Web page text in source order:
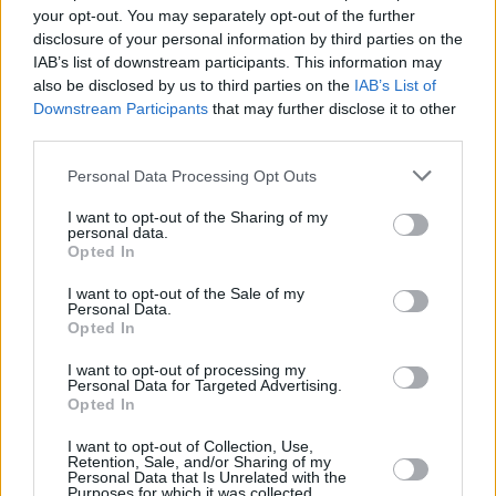
your opt-out. You may separately opt-out of the further
disclosure of your personal information by third parties on the
IAB’s list of downstream participants. This information may
also be disclosed by us to third parties on the IAB’s List of
Downstream Participants that may further disclose it to other
Please note that this website/app uses one or more Google
not limited to your visit or usage behaviour. You may click to
grant or deny consent to Google and its third-party tags to
use your data for below specified purposes in below Google
consent section.
Personal Data Processing Opt Outs
I want to opt-out of the Sharing of my
personal data.
Opted In
I want to opt-out of the Sale of my
Personal Data.
Opted In
I want to opt-out of processing my
Personal Data for Targeted Advertising.
Opted In
I want to opt-out of Collection, Use,
Retention, Sale, and/or Sharing of my
Personal Data that Is Unrelated with the